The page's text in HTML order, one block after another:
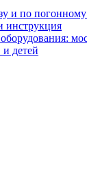
и по
инструкция
детей